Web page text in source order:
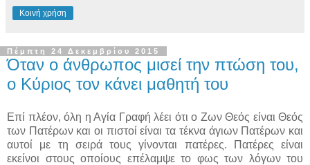
Κοινή χρήση
Πέμπτη 24 Δεκεμβρίου 2015
Όταν ο άνθρωπος μισεί την πτώση του,
ο Κύριος τον κάνει μαθητή του
Επί πλέον, όλη η Αγία Γραφή λέει ότι ο Ζων Θεός είναι Θεός
των Πατέρων και οι πιστοί είναι τα τέκνα άγιων Πατέρων και
αυτοί με τη σειρά τους γίνονται πατέρες. Πατέρες είναι
εκείνοι στους οποίους επέλαμψε το φως των λόγων του